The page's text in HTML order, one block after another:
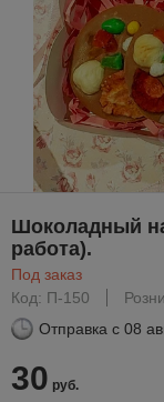
Шоколадный
работа).
Под заказ
Код: П-150
Отправка с 08
30 руб.